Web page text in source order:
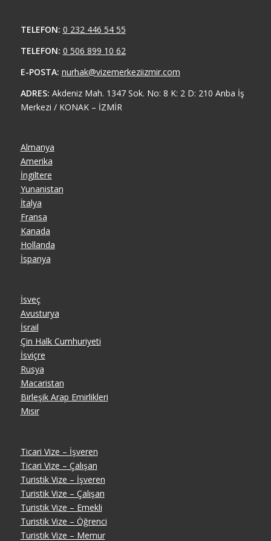
TELEFON: 0 232 446 54 55
TELEFON: 0 506 899 10 62
E-POSTA: nurhak@vizemerkeziizmir.com
ADRES: Akdeniz Mah. 1347 Sok. No: 8 K: 2 D: 210 Anba İş
Merkezi / KONAK – İZMİR
Almanya
Amerika
İngiltere
Yunanistan
İtalya
Fransa
Kanada
Hollanda
İspanya
İsveç
Avusturya
İsrail
Çin Halk Cumhuriyeti
İsviçre
Rusya
Macaristan
Birleşik Arap Emirlikleri
Mısır
Ticari Vize – İşveren
Ticari Vize – Çalışan
Turistik Vize – İşveren
Turistik Vize – Çalışan
Turistik Vize – Emekli
Turistik Vize – Öğrenci
Turistik Vize – Memur